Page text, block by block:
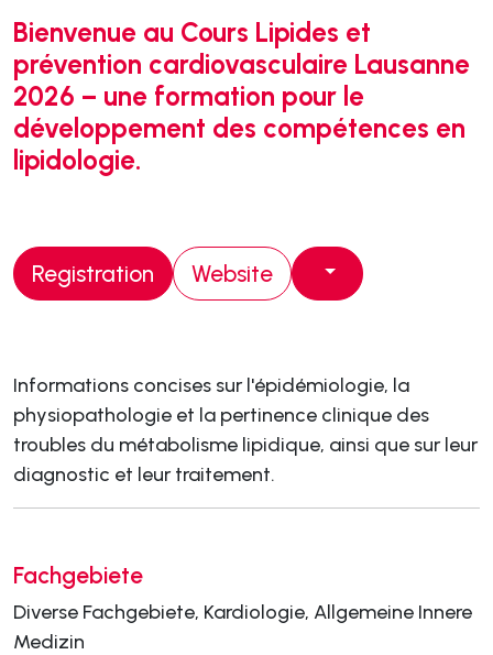
Bienvenue au Cours Lipides et
prévention cardiovasculaire Lausanne
2026 – une formation pour le
développement des compétences en
lipidologie.
Registration Website
Informations concises sur l'épidémiologie, la
physiopathologie et la pertinence clinique des
troubles du métabolisme lipidique, ainsi que sur leur
diagnostic et leur traitement.
Fachgebiete
Diverse Fachgebiete, Kardiologie, Allgemeine Innere
Medizin